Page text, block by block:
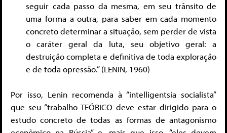
seguir cada passo da mesma, em seu trânsito de
uma forma a outra, para saber em cada momento
concreto determinar a situação, sem perder de vista
o caráter geral da luta, seu objetivo geral: a
destruição completa e definitiva de toda exploração
e de toda opressão.” (LENIN, 1960)
Por isso, Lenin recomenda à “intelligentsia socialista”
que seu “trabalho TEÓRICO deve estar dirigido para o
estudo concreto de todas as formas de antagonismo